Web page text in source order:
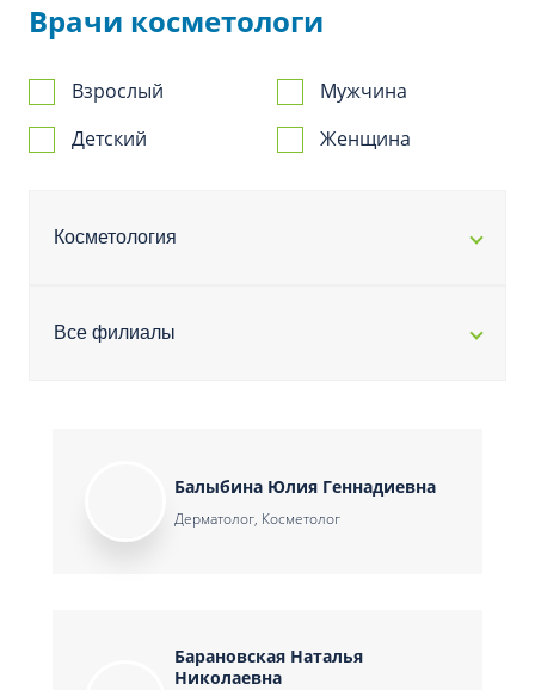
Врачи косметологи
Взрослый
Детский
Мужчина
Женщина
Косметология
Все филиалы
Балыбина Юлия Геннадиевна
Дерматолог, Косметолог
Барановская Наталья
Николаевна